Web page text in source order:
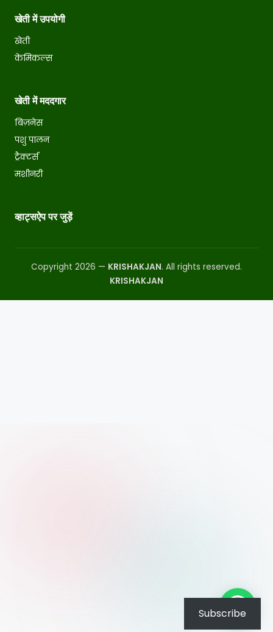
खेती में उपयोगी
खेती
केमिकल्स
खेती में मददगार
बिज़नेस
पशु पालन
ट्रैक्टर्स
मशीनरी
व्हाट्सऐप पर जुड़ें
Copyright 2026 — KRISHAKJAN. All rights reserved.
KRISHAKJAN
Subscribe